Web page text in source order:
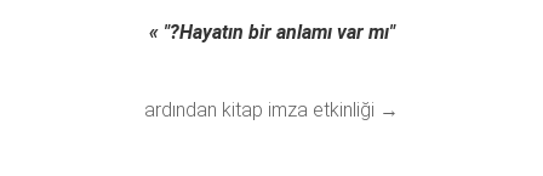
"Hayatın bir anlamı var mı?"
»
→ ardından kitap imza etkinliği